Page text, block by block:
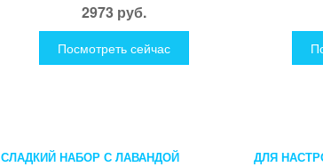
2973 руб.
Посмотреть сейчас
СЛАДКИЙ НАБОР С ЛАВАНДОЙ ДЛЯ